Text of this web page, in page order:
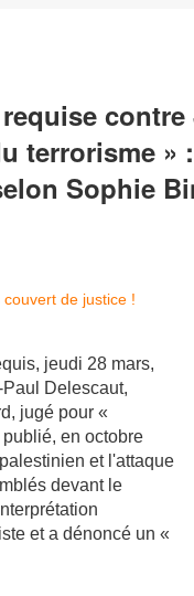
contre
terrorisme
Sophie
jeudi 28 mars,
Delescaut,
jugé pour «
en octobre
et l'attaque
devant le
et a dénoncé un «